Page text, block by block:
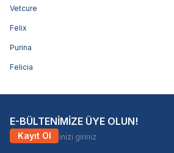
Vetcure
Felix
Purina
Felicia
E-BÜLTENİMİZE ÜYE OLUN!
Kayıt Ol